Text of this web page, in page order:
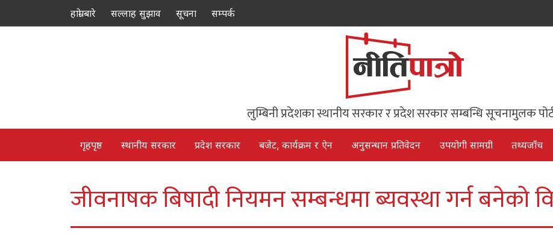
हाम्रो बारे सल्लाह सुझाव सूचना सम्पर्क
लुम्बिनी प्रदेशका स्थानीय सरकार र प्रदेश सरकार सम्बन्धि सूचनामुलक
गृहपृष्ठ स्थानीय सरकार प्रदेश सरकार बजेट, कार्यक्रम र ऐन अनुसन्धान प्रतिवेदन उपयोगी सामग्री तथ्यजाँच
जीवनाषक बिषादी नियमन सम्बन्धमा ब्यवस्था गर्न बनेको